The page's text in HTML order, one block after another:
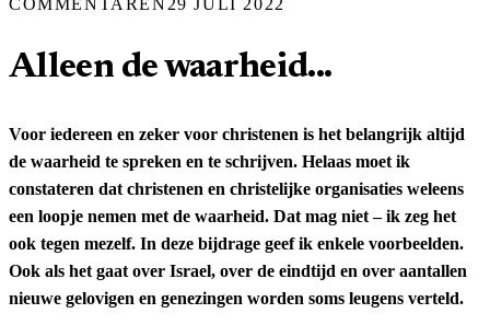
COMMENTAREN 29 JULI 2022
Alleen de waarheid...
Voor iedereen en zeker voor christenen is het belangrijk altijd
de waarheid te spreken en te schrijven. Helaas moet ik
constateren dat christenen en christelijke organisaties weleens
een loopje nemen met de waarheid. Dat mag niet – ik zeg het
ook tegen mezelf. In deze bijdrage geef ik enkele voorbeelden.
Ook als het gaat over Israel, over de eindtijd en over aantallen
nieuwe gelovigen en genezingen worden soms leugens verteld.